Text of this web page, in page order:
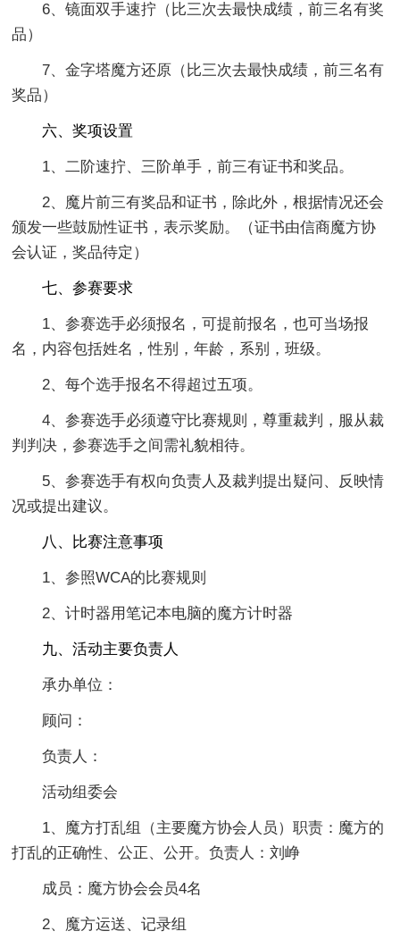
6、镜面双手速拧（比三次去最快成绩，前三名有奖
品）
7、金字塔魔方还原（比三次去最快成绩，前三名有
奖品）
六、奖项设置
1、二阶速拧、三阶单手，前三有证书和奖品。
2、魔片前三有奖品和证书，除此外，根据情况还会
颁发一些鼓励性证书，表示奖励。（证书由信商魔方协
会认证，奖品待定）
七、参赛要求
1、参赛选手必须报名，可提前报名，也可当场报
名，内容包括姓名，性别，年龄，系别，班级。
2、每个选手报名不得超过五项。
4、参赛选手必须遵守比赛规则，尊重裁判，服从裁
判判决，参赛选手之间需礼貌相待。
5、参赛选手有权向负责人及裁判提出疑问、反映情
况或提出建议。
八、比赛注意事项
1、参照WCA的比赛规则
2、计时器用笔记本电脑的魔方计时器
九、活动主要负责人
承办单位：
顾问：
负责人：
活动组委会
1、魔方打乱组（主要魔方协会人员）职责：魔方的
打乱的正确性、公正、公开。负责人：刘峥
成员：魔方协会会员4名
2、魔方运送、记录组